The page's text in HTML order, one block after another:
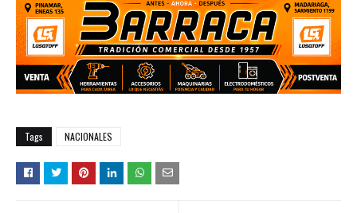
Tags NACIONALES